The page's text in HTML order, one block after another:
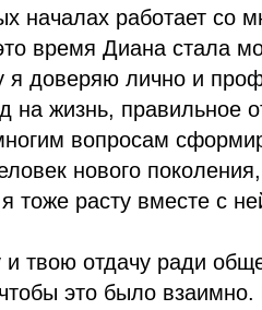
началах работает со
время Диана стала
я доверяю лично и
на жизнь, правильное
вопросам
нового
тоже расту вместе с
твою отдачу ради
это было